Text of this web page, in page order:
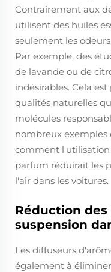
Contrairement aux
utilisent des huiles
seulement les
Par exemple, des
de lavande ou de
indésirables. Cela
qualités naturelles
molécules
nombreux exemples
comment
parfum réduirait les
l'air dans les voitures.
Réduction
suspension
Les diffuseurs
également à